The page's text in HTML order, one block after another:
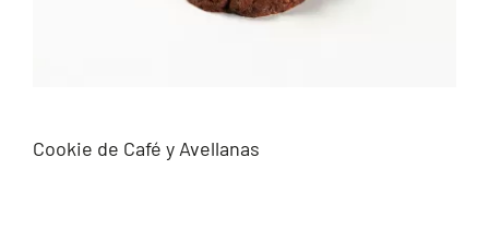
Cookie de Café y Avellanas